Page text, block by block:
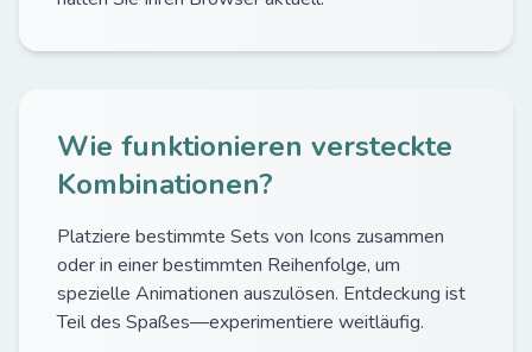
Wie funktionieren versteckte
Kombinationen?
Platziere bestimmte Sets von Icons zusammen
oder in einer bestimmten Reihenfolge, um
spezielle Animationen auszulösen. Entdeckung ist
Teil des Spaßes—experimentiere weitläufig.